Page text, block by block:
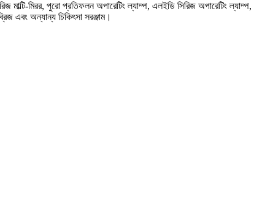
মাল্টি-মিরর, পুরো প্রতিফলন অপারেটিং ল্যাম্প, এলইডি সিরিজ অপারেটিং
এবং অন্যান্য চিকিৎসা সরঞ্জাম।